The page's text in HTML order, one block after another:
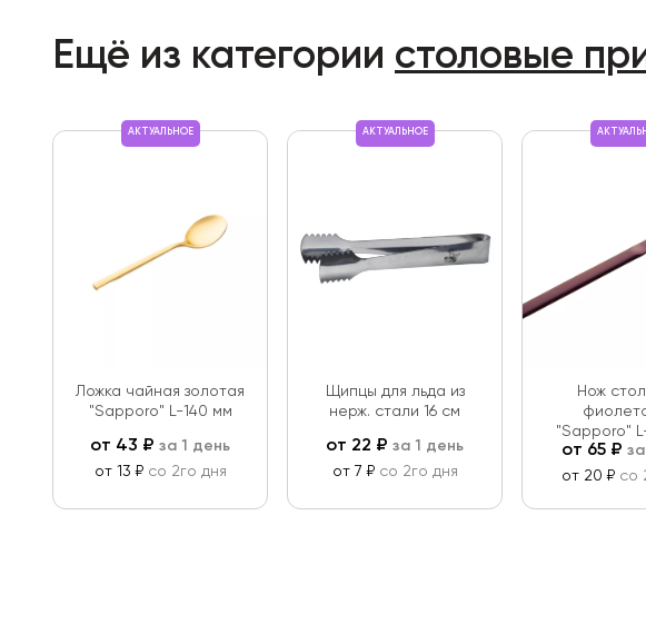
Ещё из категории столовые
АКТУАЛЬНОЕ
Ложка чайная золотая
"Sapporo" L-140 мм
от 43 ₽ за 1 день
от 13 ₽ со 2го дня
АКТУАЛЬНОЕ
Щипцы для льда из
нерж. стали 16 см
от 22 ₽ за 1 день
от 7 ₽ со 2го дня
Нож
"Sapporo"
от 65₽
от 20 ₽ со